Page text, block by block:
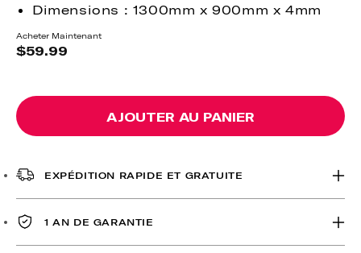
Dimensions : 1300mm x 900mm x 4mm
Acheter Maintenant
Prix
$59.99
AJOUTER AU PANIER
EXPÉDITION RAPIDE ET GRATUITE
1 AN DE GARANTIE